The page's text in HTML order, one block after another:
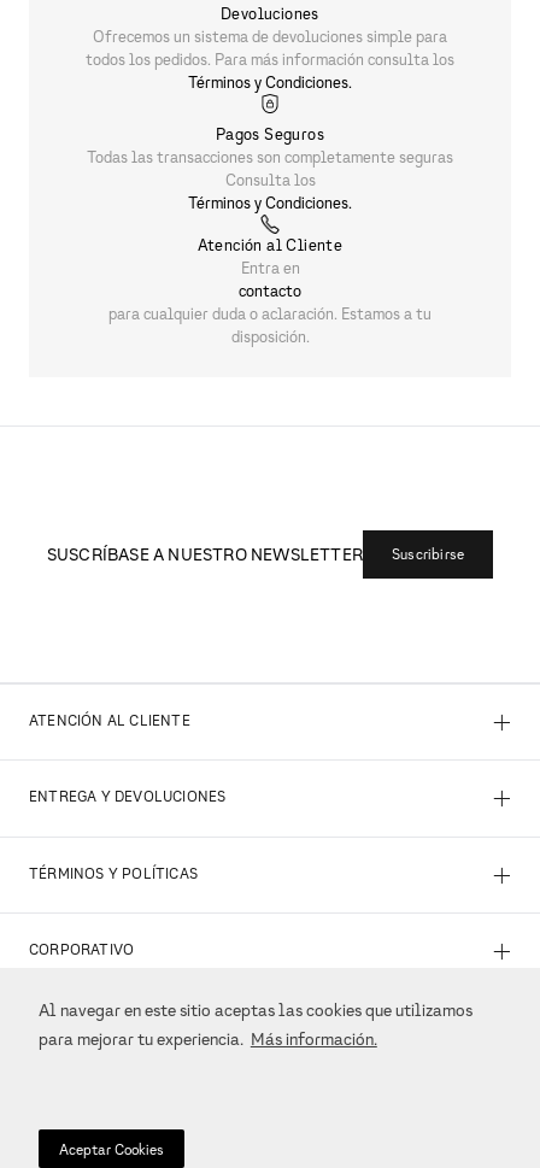
Al navegar en este sitio aceptas las cookies que utilizamos
para mejorar tu experiencia. Más información.
Aceptar Cookies
Devoluciones
Ofrecemos un sistema de devoluciones simple para
todos los pedidos. Para más información consulta los
Términos y Condiciones.
Pagos Seguros
Todas las transacciones son completamente seguras
Consulta los
Términos y Condiciones.
Atención al Cliente
Entra en
contacto
para cualquier duda o aclaración. Estamos a tu
disposición.
SUSCRÍBASE A NUESTRO NEWSLETTER Suscribirse
ATENCIÓN AL CLIENTE +
ENTREGA Y DEVOLUCIONES +
TÉRMINOS Y POLÍTICAS +
CORPORATIVO +
REDES SOCIALES